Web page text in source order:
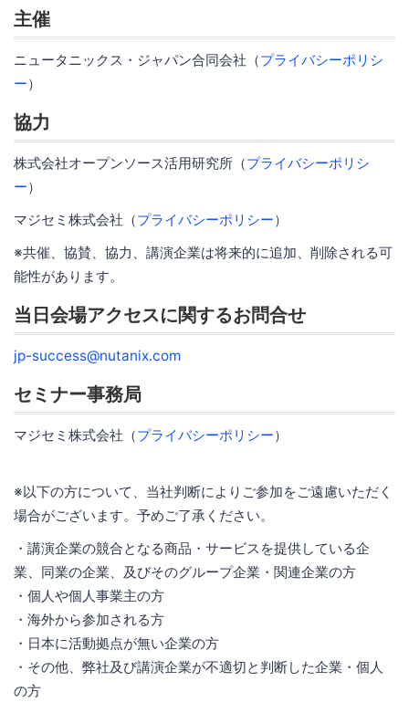
主催
ニュータニックス・ジャパン合同会社（プライバシーポリシ
ー）
協力
株式会社オープンソース活用研究所（プライバシーポリシ
ー）
マジセミ株式会社（プライバシーポリシー）
※共催、協賛、協力、講演企業は将来的に追加、削除される可
能性があります。
当日会場アクセスに関するお問合せ
jp-success@nutanix.com
セミナー事務局
マジセミ株式会社（プライバシーポリシー）
※以下の方について、当社判断によりご参加をご遠慮いただく
場合がございます。予めご了承ください。
・講演企業の競合となる商品・サービスを提供している企
業、同業の企業、及びそのグループ企業・関連企業の方
・個人や個人事業主の方
・海外から参加される方
・日本に活動拠点が無い企業の方
・その他、弊社及び講演企業が不適切と判断した企業・個人
の方